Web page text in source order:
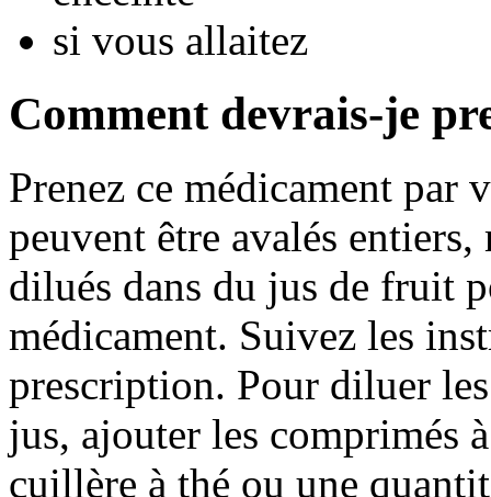
si vous allaitez
Comment devrais-je
Prenez ce médicament par
peuvent être avalés entiers,
dilués dans du jus de fruit
médicament. Suivez les
prescription. Pour diluer
jus, ajouter les comprimés
cuillère à thé ou une